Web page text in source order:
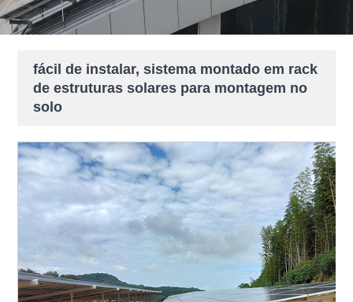
fácil de instalar, sistema montado em rack
de estruturas solares para montagem no
solo